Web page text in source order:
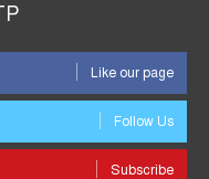
Like our page
Follow Us
Subscribe